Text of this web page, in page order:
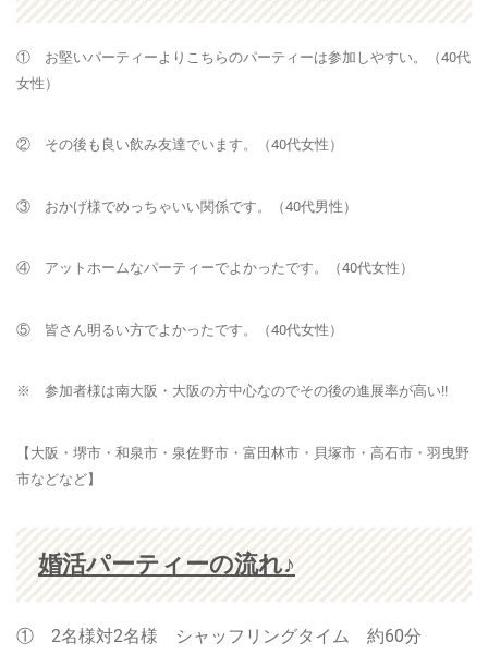
① お堅いパーティーよりこちらのパーティーは参加しやすい。（40代
女性）
② その後も良い飲み友達でいます。（40代女性）
③ おかげ様でめっちゃいい関係です。（40代男性）
④ アットホームなパーティーでよかったです。（40代女性）
⑤ 皆さん明るい方でよかったです。（40代女性）
※ 参加者様は南大阪・大阪の方中心なのでその後の進展率が高い!!
【大阪・堺市・和泉市・泉佐野市・富田林市・貝塚市・高石市・羽曳野
市などなど】
婚活パーティーの流れ♪
① 2名様対2名様 シャッフリングタイム 約60分